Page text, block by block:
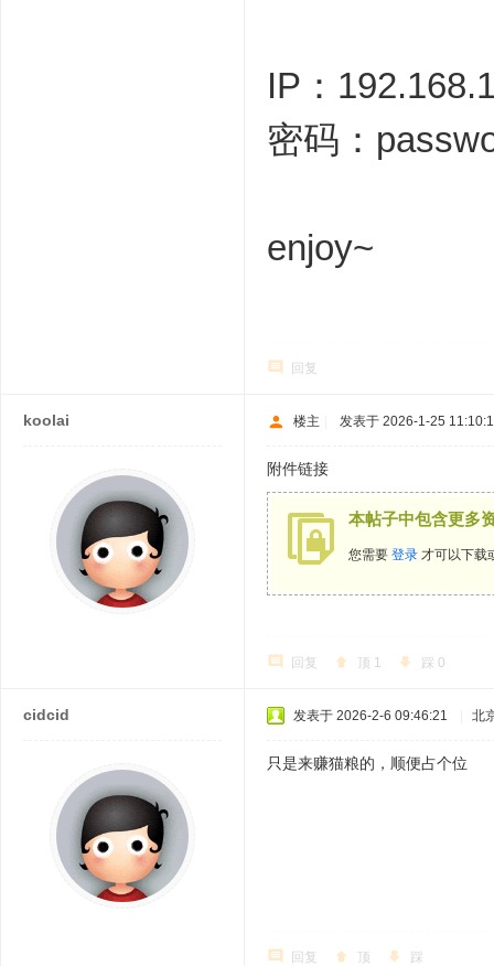
IP：
密码：
enjoy~
回复
koolai 楼主 发表于 2026-1-25
附件链接
本帖子中包含更多
您需要 登录 才可以下载
回复 顶 1 踩 0
cidcid 发表于 2026-2-6 09:46:21 北
只是来赚猫粮的，顺便占个位
回复 顶 踩